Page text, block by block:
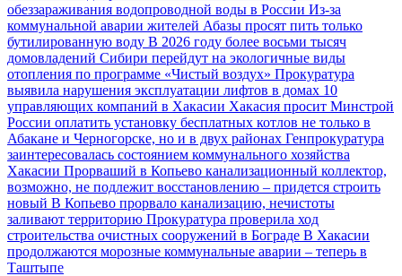
обеззараживания водопроводной воды в России Из-за
коммунальной аварии жителей Абазы просят пить только
бутилированную воду В 2026 году более восьми тысяч
домовладений Сибири перейдут на экологичные виды
отопления по программе «Чистый воздух» Прокуратура
выявила нарушения эксплуатации лифтов в домах 10
управляющих компаний в Хакасии Хакасия просит Минстрой
России оплатить установку бесплатных котлов не только в
Абакане и Черногорске, но и в двух районах Генпрокуратура
заинтересовалась состоянием коммунального хозяйства
Хакасии Прорваший в Копьево канализационный коллектор,
возможно, не подлежит восстановлению – придется строить
новый В Копьево прорвало канализацию, нечистоты
заливают территорию Прокуратура проверила ход
строительства очистных сооружений в Бограде В Хакасии
продолжаются морозные коммунальные аварии – теперь в
Таштыпе